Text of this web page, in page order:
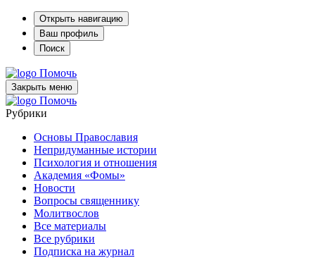
Открыть навигацию
Ваш профиль
Поиск
Помочь
Закрыть меню
Помочь
Рубрики
Основы Православия
Непридуманные истории
Психология и отношения
Академия «Фомы»
Новости
Вопросы священнику
Молитвослов
Все материалы
Все рубрики
Подписка на журнал